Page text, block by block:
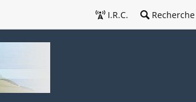
I.R.C. Recherche